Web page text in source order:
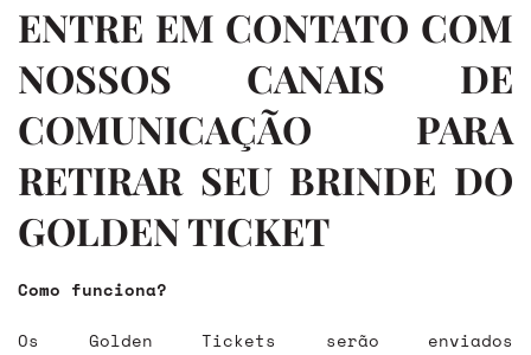
ENTRE EM CONTATO COM
NOSSOS CANAIS DE
COMUNICAÇÃO PARA
RETIRAR SEU BRINDE DO
GOLDEN TICKET
Como funciona?
Os Golden Tickets serão enviados